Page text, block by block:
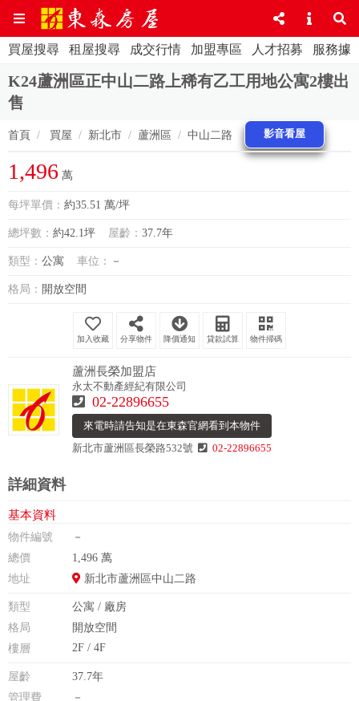
買屋搜尋 租屋搜尋 成交行情 加盟專區 人才招募 服務據
K24蘆洲區正中山二路上稀有乙工用地公寓2樓出
售
首頁 買屋 新北市 蘆洲區 中山二路 影音看屋
1,496 萬
每坪單價： 約35.51 萬/坪
總坪數： 約42.1坪 屋齡： 37.7年
類型： 公寓 車位： －
格局： 開放空間
分享物件 降價通知 貸款試算 物件掃碼
蘆洲長榮加盟店
永太不動產經紀有限公司
02-22896655
來電時請告知是在東森官網看到本物件
新北市蘆洲區長榮路532號
02-22896655
詳細資料
基本資料
物件編號
－
總價
1,496 萬
地址
新北市蘆洲區中山二路
類型
公寓 / 廠房
格局
開放空間
樓層
2F / 4F
屋齡
37.7年
管理費
－